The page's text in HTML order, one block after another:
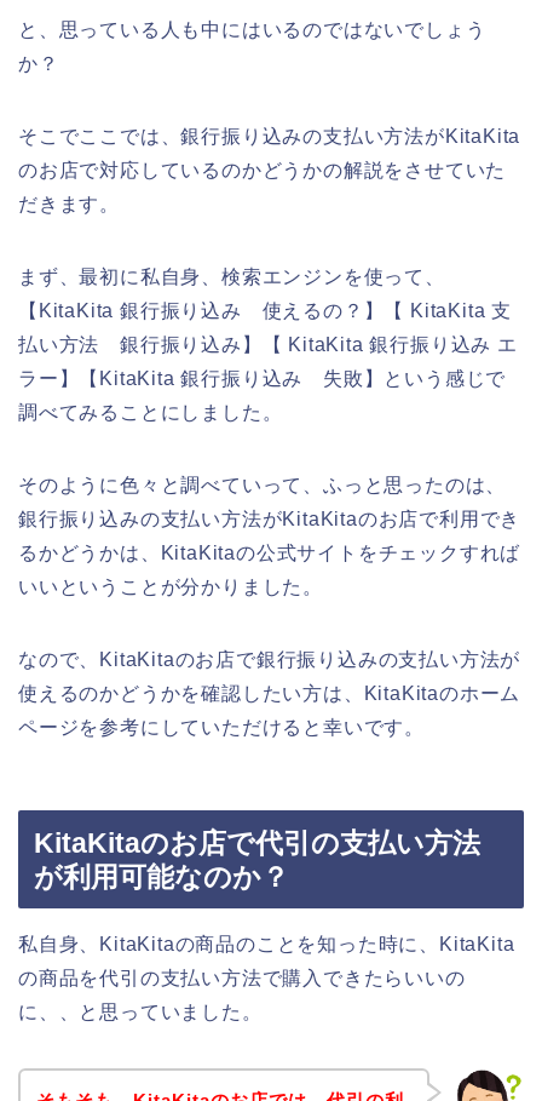
と、思っている人も中にはいるのではないでしょう
か？
そこでここでは、銀行振り込みの支払い方法がKitaKita
のお店で対応しているのかどうかの解説をさせていた
だきます。
まず、最初に私自身、検索エンジンを使って、
【KitaKita 銀行振り込み 使えるの？】【 KitaKita 支
払い方法 銀行振り込み】【 KitaKita 銀行振り込み エ
ラー】【KitaKita 銀行振り込み 失敗】という感じで
調べてみることにしました。
そのように色々と調べていって、ふっと思ったのは、
銀行振り込みの支払い方法がKitaKitaのお店で利用でき
るかどうかは、KitaKitaの公式サイトをチェックすれば
いいということが分かりました。
なので、KitaKitaのお店で銀行振り込みの支払い方法が
使えるのかどうかを確認したい方は、KitaKitaのホーム
ページを参考にしていただけると幸いです。
KitaKitaのお店で代引の支払い方法
が利用可能なのか？
私自身、KitaKitaの商品のことを知った時に、KitaKita
の商品を代引の支払い方法で購入できたらいいの
に、、と思っていました。